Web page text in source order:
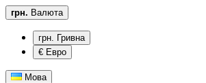
грн. Валюта
грн. Гривна
€ Евро
Мова